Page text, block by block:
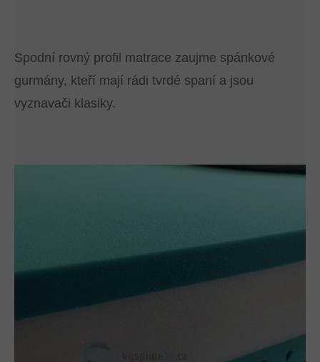
Spodní rovný profil matrace zaujme spánkové
gurmány, kteří mají rádi tvrdé spaní a jsou
vyznavači klasiky.